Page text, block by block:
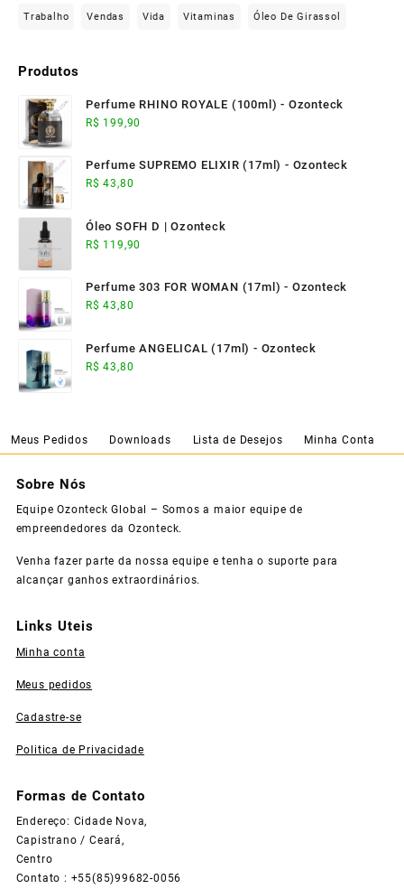
Trabalho Vendas Vida Vitaminas Óleo De Girassol
Produtos
Perfume RHINO ROYALE (100ml) - Ozonteck
R$ 199,90
Perfume SUPREMO ELIXIR (17ml) - Ozonteck
R$ 43,80
Óleo SOFH D | Ozonteck
R$ 119,90
Perfume 303 FOR WOMAN (17ml) - Ozonteck
R$ 43,80
Perfume ANGELICAL (17ml) - Ozonteck
R$ 43,80
Meus Pedidos Downloads Lista de Desejos Minha Conta
Sobre Nós
Equipe Ozonteck Global – Somos a maior equipe de
empreendedores da Ozonteck.
Venha fazer parte da nossa equipe e tenha o suporte para
alcançar ganhos extraordinários.
Links Uteis
Minha conta
Meus pedidos
Cadastre-se
Politica de Privacidade
Formas de Contato
Endereço: Cidade Nova,
Capistrano / Ceará,
Centro
Contato : +55(85)99682-0056